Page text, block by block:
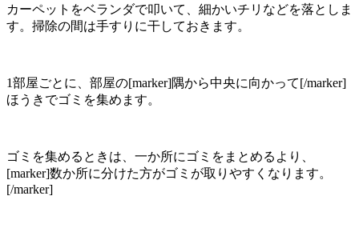
カーペットをベランダで叩いて、細かいチリなどを落としま
す。掃除の間は手すりに干しておきます。
1部屋ごとに、部屋の[marker]隅から中央に向かって[/marker]
ほうきでゴミを集めます。
ゴミを集めるときは、一か所にゴミをまとめるより、
[marker]数か所に分けた方がゴミが取りやすくなります。
[/marker]